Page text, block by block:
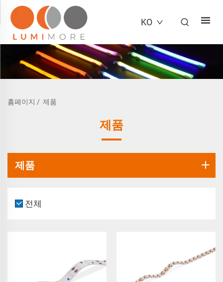
KO
홈페이지 / 제품
제품
제품
전체